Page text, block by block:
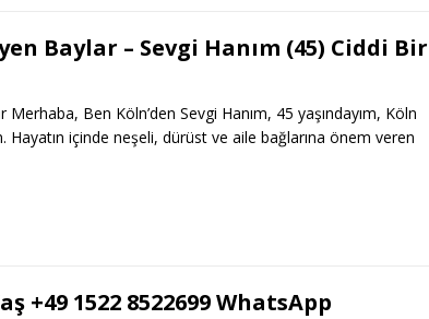
Baylar – Sevgi Hanım (45) Ciddi Bir
Ben Köln’den Sevgi Hanım, 45 yaşındayım, Köln
içinde neşeli, dürüst ve aile bağlarına önem veren
+49 1522 8522699 WhatsApp